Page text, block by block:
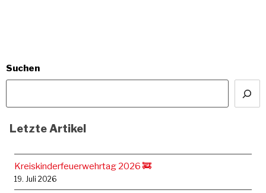
Suchen
Letzte Artikel
Kreiskinderfeuerwehrtag 2026 🚒
19. Juli 2026